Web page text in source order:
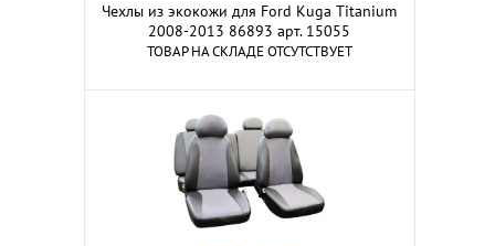
Чехлы из экокожи для Ford Kuga Titanium
2008-2013 86893 арт. 15055
ТОВАР НА СКЛАДЕ ОТСУТСТВУЕТ